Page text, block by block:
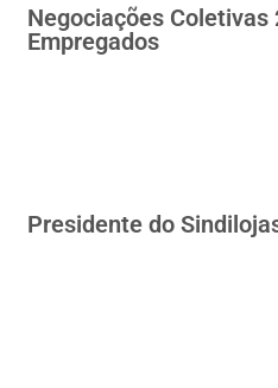
Negociações
Empregados
Presidente do